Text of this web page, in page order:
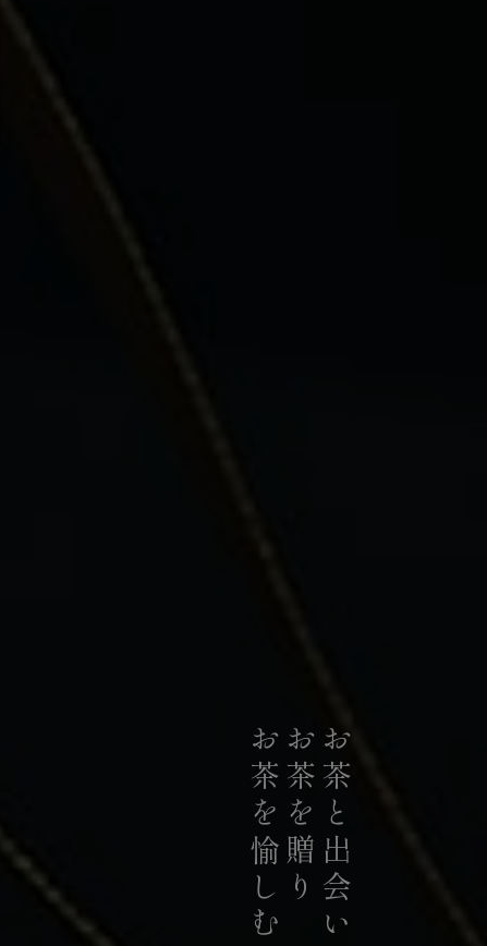
お茶と出会い
お茶を贈り
お茶を愉しむ
お茶のリーディングカンパニーとして
持続可能な茶農業の発展に貢
積極的に推進していま